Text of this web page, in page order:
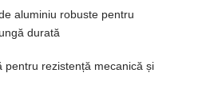
aluminiu robuste pentru
durată
pentru rezistență mecanică și